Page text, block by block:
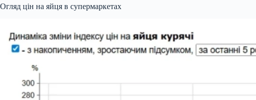
Огляд цін на яйця в супермаркетах